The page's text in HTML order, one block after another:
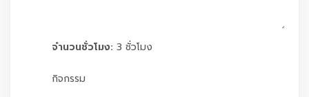
จำนวนชั่วโมง: 3 ชั่วโมง
กิจกรรม